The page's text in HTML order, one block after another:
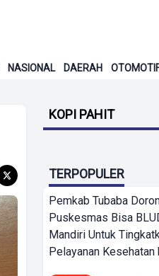
NASIONAL DAERAH
KOPI PAHIT
TERPOPULER
Pemkab Tubaba
Puskesmas Bisa
Mandiri Untuk
Pelayanan Kesehatan